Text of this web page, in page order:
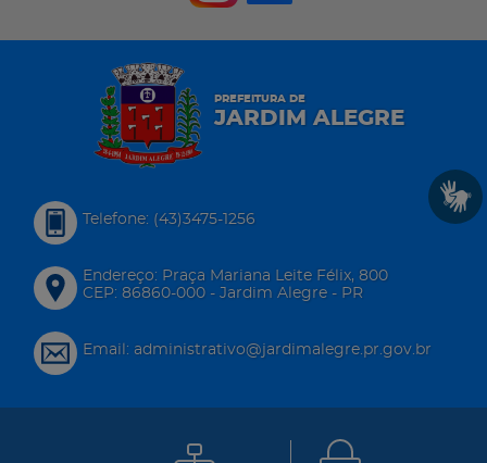
PREFEITURA DE
JARDIM ALEGRE
Telefone: (43)3475-1256
Endereço: Praça Mariana Leite Félix, 800
CEP: 86860-000 - Jardim Alegre - PR
Email: administrativo@jardimalegre.pr.gov.br